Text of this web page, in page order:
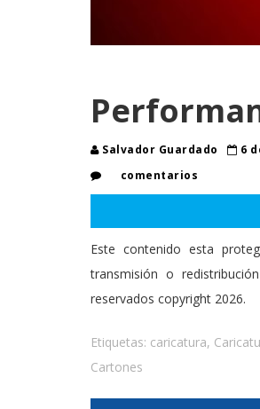
Salvador Guardado 6
comentarios
Este contenido esta
transmisión o
reservados copyright 2026.
Etiquetas: caricatura,
Cartones